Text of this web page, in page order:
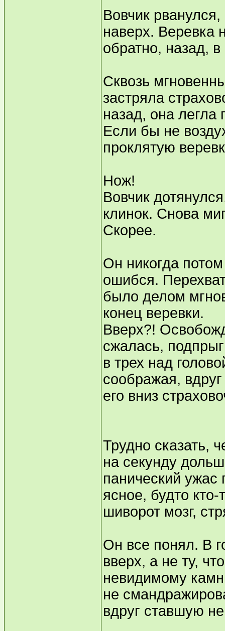
Вовчик
наверх. Веревка
обратно, назад,
Сквозь
застряла
назад, она легла
Если бы не
проклятую
Нож!
Вовчик
клинок. Снова
Скорее.
Он никогда
ошибся.
было делом
конец веревки.
Вверх?!
сжалась,
в трех над
соображая,
его вниз
Трудно сказать,
на секунду
панический ужас
ясное, будто
шиворот мозг,
Он все понял. В
вверх, а не ту,
невидимому
не
вдруг ставшую